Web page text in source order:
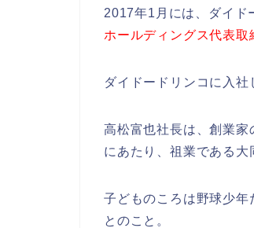
2017年1月には、ダイド
ホールディングス代表取
ダイドードリンコに入社
高松富也社長は、創業
にあたり、祖業である大
子どものころは野球少
とのこと。